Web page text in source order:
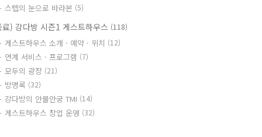
스텝의 눈으로 바라본 (5)
료) 강다방 시즌1 게스트하우스 (118)
게스트하우스 소개 · 예약 · 위치 (12)
연계 서비스 · 프로그램 (7)
모두의 광장 (21)
방명록 (32)
강다방의 안물안궁 TMI (14)
게스트하우스 창업 운영 (32)